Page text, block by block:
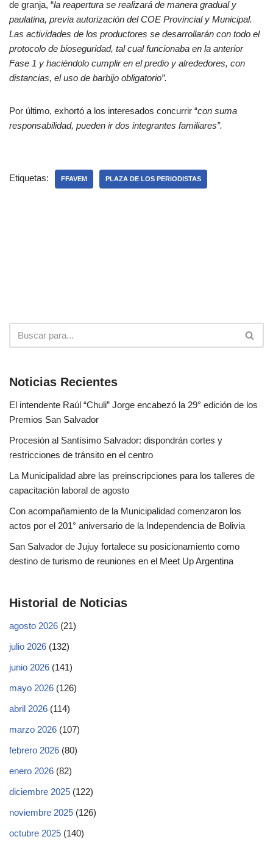
de granja, “la reapertura se realizará de manera gradual y
paulatina, previa autorización del COE Provincial y Municipal.
Las actividades de los productores se desarrollarán con todo el
protocolo de bioseguridad, tal cual funcionaba en la anterior
Fase 1 y haciéndolo cumplir en el predio y alrededores, con
distancias, el uso de barbijo obligatorio”.
Por último, exhortó a los interesados concurrir “con suma
responsabilidad, pueden ir dos integrantes familiares”.
Etiquetas: FFAVEM PLAZA DE LOS PERIODISTAS
Noticias Recientes
El intendente Raúl “Chuli” Jorge encabezó la 29° edición de los
Premios San Salvador
Procesión al Santísimo Salvador: dispondrán cortes y
restricciones de tránsito en el centro
La Municipalidad abre las preinscripciones para los talleres de
capacitación laboral de agosto
Con acompañamiento de la Municipalidad comenzaron los
actos por el 201° aniversario de la Independencia de Bolivia
San Salvador de Jujuy fortalece su posicionamiento como
destino de turismo de reuniones en el Meet Up Argentina
Historial de Noticias
agosto 2026 (21)
julio 2026 (132)
junio 2026 (141)
mayo 2026 (126)
abril 2026 (114)
marzo 2026 (107)
febrero 2026 (80)
enero 2026 (82)
diciembre 2025 (122)
noviembre 2025 (126)
octubre 2025 (140)